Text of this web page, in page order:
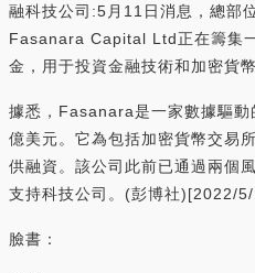
融科技公司:5月11日消息，總部
Fasanara Capital Ltd正在籌集
金，用于投資金融技術和加密貨幣
據悉，Fasanara是一家數據驅
億美元。它為包括加密貨幣交易
供融資。該公司此前已通過兩個
支持科技公司。(彭博社)[2022/
臉書：